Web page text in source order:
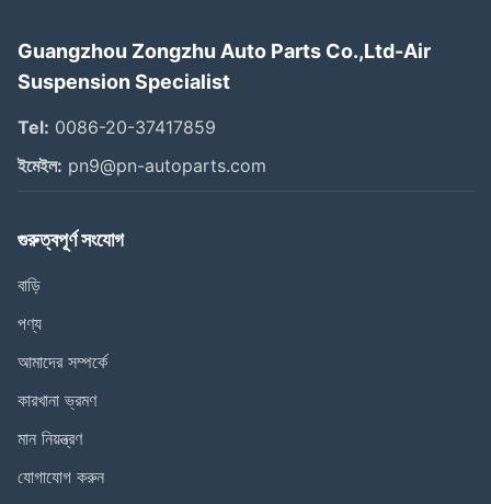
Guangzhou Zongzhu Auto Parts Co.,Ltd-Air
Suspension Specialist
Tel: 0086-20-37417859
ইমেইল: pn9@pn-autoparts.com
গুরুত্বপূর্ণ সংযোগ
বাড়ি
পণ্য
আমাদের সম্পর্কে
কারখানা ভ্রমণ
মান নিয়ন্ত্রণ
যোগাযোগ করুন